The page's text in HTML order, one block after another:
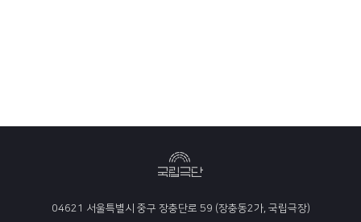
04621 서울특별시 중구 장충단로 59 (장충동2가, 국립극장)